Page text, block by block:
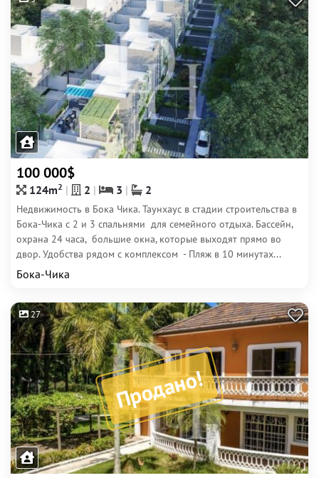
100 000$
124m2 2 3 2
Недвижимость в Бока Чика. Таунхаус в стадии строительства в
Бока-Чика с 2 и 3 спальнями для семейного отдыха. Бассейн,
охрана 24 часа, большие окна, которые выходят прямо во
двор. Удобства рядом с комплексом - Пляж в 10 минутах...
Бока-Чика
Продано!
27